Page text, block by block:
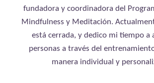
fundadora y coordinadora del
Mindfulness y Meditación.
está cerrada, y dedico mi tiempo a
personas a través del
manera individual y